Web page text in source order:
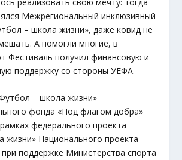
Межрегиональный инклюзивный
– школа жизни», даже ковид не
А помогли многие, в
Фестиваль получил финансовую и
поддержку со стороны УЕФА.
– школа жизни»
фонда «Под флагом добра»
федерального проекта
жизни» Национального проекта
поддержке Министерства спорта